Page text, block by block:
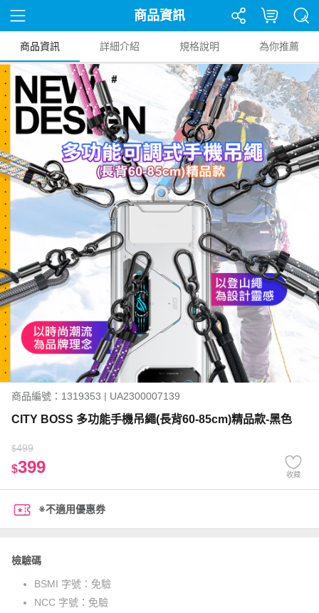
商品資訊
商品資訊 詳細介紹 規格說明 為你推薦
商品編號：1319353 | UA2300007139
CITY BOSS 多功能手機吊繩(長背60-85cm)精品款-黑色
$499
$399 收藏
※不適用優惠券
檢驗碼
BSMI 字號： 免驗
NCC 字號： 免驗